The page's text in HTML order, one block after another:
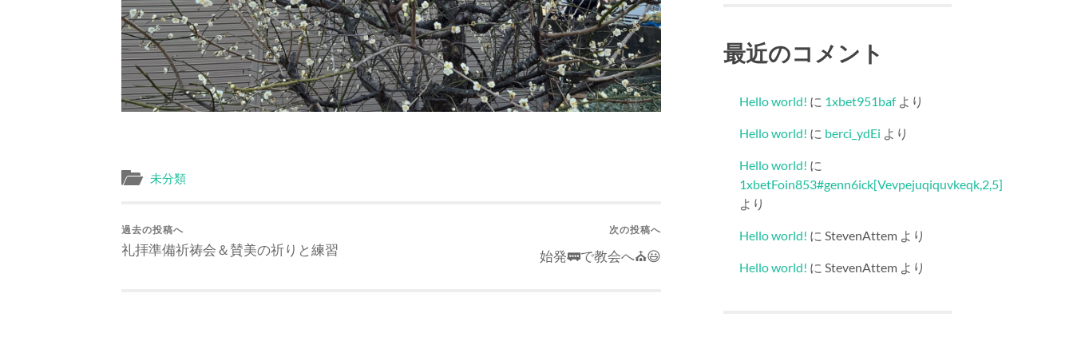
未分類
過去の投稿へ
礼拝準備祈祷会＆賛美の祈りと練習
次の投稿へ
始発🚃で教会へ⛪️😃
最近のコメント
Hello world! に 1xbet951bafより
Hello world! に berci_ydEi より
Hello world! に
1xbetFoin853#genn6ick[Vevpejuqiquvkeqk,2,5]
より
Hello world! に StevenAttem より
Hello world! に StevenAttem より